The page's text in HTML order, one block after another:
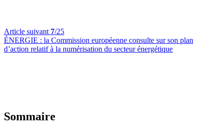
Article suivant 7/25
ÉNERGIE : la Commission européenne consulte sur son plan
d’action relatif à la numérisation du secteur énergétique
Sommaire